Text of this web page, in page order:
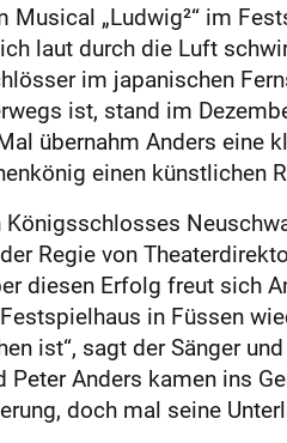
„Ludwig²“ im
laut durch die Luft
im japanischen
ist, stand im
übernahm Anders eine
einen künstlichen
Regie von
diesen Erfolg freut sich
in Füssen
ist“, sagt der Sänger
Anders kamen ins
doch mal seine